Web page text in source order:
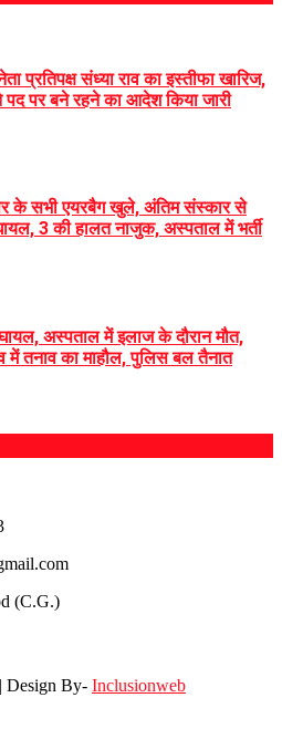
प्रतिपक्ष संध्या राव का इस्तीफा खारिज,
पद पर बने रहने का आदेश किया जारी
के सभी एयरबैग खुले, अंतिम संस्कार से
3 की हालत नाजुक, अस्पताल में भर्ती
अस्पताल में इलाज के दौरान मौत,
में तनाव का माहौल, पुलिस बल तैनात
(C.G.)
Design By- Inclusionweb